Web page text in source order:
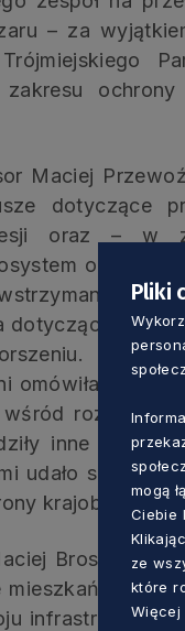
– za
Maciej
oraz – w
obszar
dotyczącej
Prof.
omówiła
wśród
inne niż
udało się
krajobrazu a
Brosz z firmy
mieszkańców
infrastruktury
Pliki
mogą
Ciebie
ze
które
Więcej